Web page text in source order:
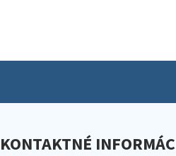
KONTAKTNÉ